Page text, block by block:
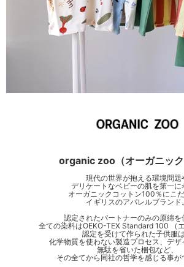
organic zoo（オーガニック
現代の世界が抱える環境問題
デリケートなベビーの肌を第一に
オーガニックコットン100％にこ
イギリスのアパレルブランド。
認定されたパートナーのみの原綿を
全ての染料はOEKO-TEX Standard 100 （
認定を受けて作られた子供服は
化学物質を使わない製造プロセス、デザ
無駄を省いた梱包など、
その全てから同社の哲学を感じる事が